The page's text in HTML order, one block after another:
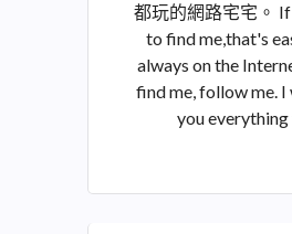
都玩的網路宅宅。
to find me,that's
always on the
find me, follow me. I
you everything